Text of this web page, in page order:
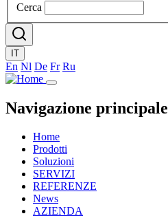
Cerca
IT
En Nl De Fr Ru
Navigazione principale
Home
Prodotti
Soluzioni
SERVIZI
REFERENZE
News
AZIENDA